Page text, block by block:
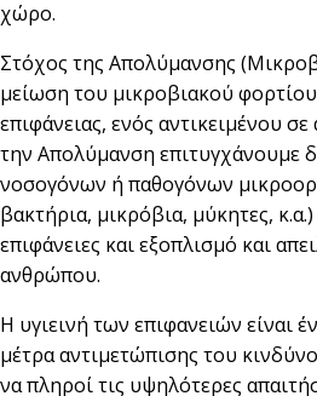
χώρο.
Στόχος της Απολύμανσης
μείωση του μικροβιακού
επιφάνειας, ενός αντικειμένου
την Απολύμανση επιτυγχάνουμε
νοσογόνων ή παθογόνων
βακτήρια, μικρόβια, μύκητες,
επιφάνειες και εξοπλισμό και
ανθρώπου.
Η υγιεινή των επιφανειών είναι
μέτρα αντιμετώπισης του
να πληροί τις υψηλότερες